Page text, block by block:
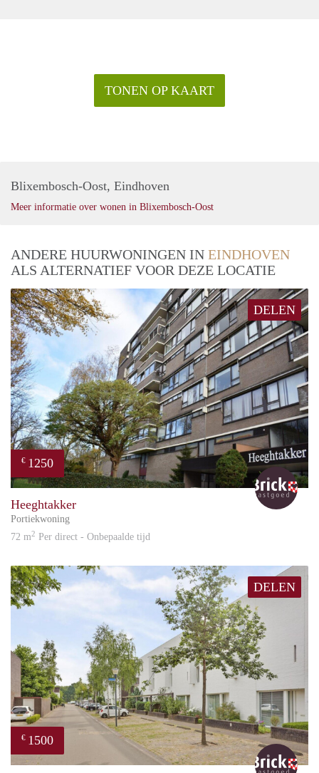
TONEN OP KAART
Blixembosch-Oost, Eindhoven
Meer informatie over wonen in Blixembosch-Oost
ANDERE HUURWONINGEN IN EINDHOVEN
ALS ALTERNATIEF VOOR DEZE LOCATIE
DELEN
€ 1250
Brick
Heeghtakker
Portiekwoning
72 m2 Per direct - Onbepaalde tijd
DELEN
€ 1500
Brick